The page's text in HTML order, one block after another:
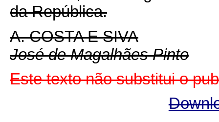
da República.
A. COSTA E SIVA
José de Magalhães Pinto
Este texto não substitui o